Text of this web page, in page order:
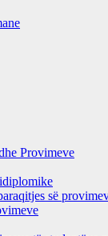
Provimeve
së